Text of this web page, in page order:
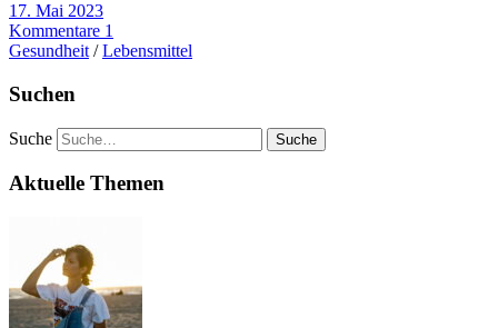
17. Mai 2023
Kommentare 1
Gesundheit /Lebensmittel
Suchen
Suche
Aktuelle Themen